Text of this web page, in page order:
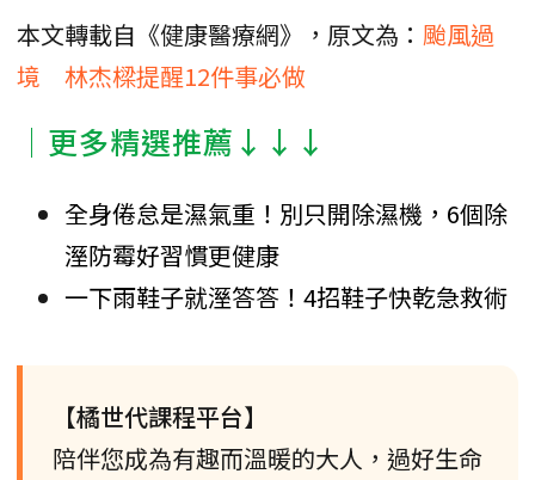
本文轉載自《健康醫療網》，原文為： 颱風過
境 林杰樑提醒12件事必做
│更多精選推薦↓↓↓
全身倦怠是濕氣重！別只開除濕機，6個除
溼防霉好習慣更健康
一下雨鞋子就溼答答！4招鞋子快乾急救術
【橘世代課程平台】
陪伴您成為有趣而溫暖的大人，過好生命